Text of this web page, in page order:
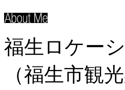
福生ロケー
（福生市観